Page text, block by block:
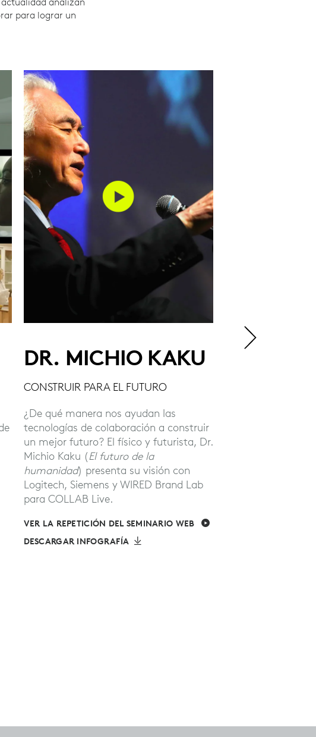
para lograr un
DR. MICHIO KAKU
CONSTRUIR PARA EL FUTURO
¿De qué manera nos ayudan las
tecnologías de colaboración a construir
un mejor futuro? El físico y futurista, Dr.
Michio Kaku (El futuro de la
humanidad) presenta su visión con
Logitech, Siemens y WIRED Brand Lab
para COLLAB Live.
VER LA REPETICIÓN DEL SEMINARIO WEB
DESCARGAR INFOGRAFÍA
SIEMENS